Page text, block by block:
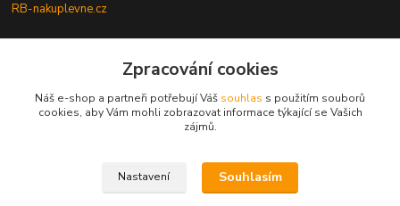
RB-nakuplevne.cz
+420 222722421
info@rb-nakuplevne.cz
Zpracování cookies
Náš e-shop a partneři potřebují Váš souhlas s použitím souborů
cookies, aby Vám mohli zobrazovat informace týkající se Vašich
zájmů.
Nastavení Souhlasím